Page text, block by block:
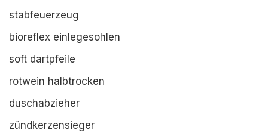
stabfeuerzeug
bioreflex einlegesohlen
soft dartpfeile
rotwein halbtrocken
duschabzieher
zündkerzensieger